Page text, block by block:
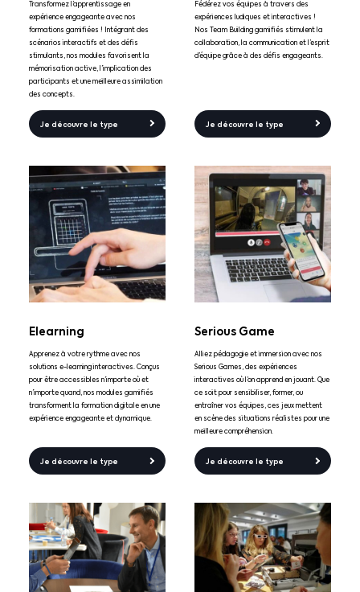
Transformez l’apprentissage en
expérience engageante avec nos
formations gamifiées ! Intégrant des
scénarios interactifs et des défis
stimulants, nos modules favorisent la
mémorisation active, l’implication des
participants et une meilleure assimilation
des concepts.
Je découvre le type
Fédérez vos équipes à travers des
expériences ludiques et interactives !
Nos Team Building gamifiés stimulent la
collaboration, la communication et l’esprit
d’équipe grâce à des défis engageants.
Je découvre le type
Elearning
Apprenez à votre rythme avec nos
solutions e-learning interactives. Conçus
pour être accessibles n’importe où et
n’importe quand, nos modules gamifiés
transforment la formation digitale en une
expérience engageante et dynamique.
Je découvre le type
Serious Game
Alliez pédagogie et immersion avec nos
Serious Games, des expériences
interactives où l’on apprend en jouant. Que
ce soit pour sensibiliser, former, ou
entraîner vos équipes, ces jeux mettent
en scène des situations réalistes pour une
meilleure compréhension.
Je découvre le type